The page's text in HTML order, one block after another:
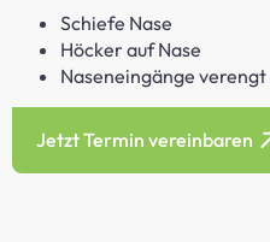
Schiefe Nase
Höcker auf Nase
Naseneingänge
Jetzt Termin vereinbaren